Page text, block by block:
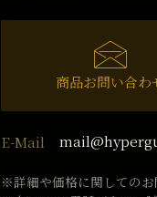
商品お問い合わ
E-Mail
※詳細や価格に関しての